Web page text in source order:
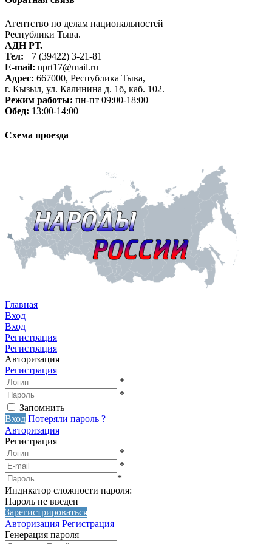
Агентство по делам национальностей
Республики Тыва.
АДН РТ.
Тел: +7 (39422) 3-21-81
E-mail: nprt17@mail.ru
Адрес: 667000, Республика Тыва,
г. Кызыл, ул. Калинина д. 1б, каб. 102.
Режим работы: пн-пт 09:00-18:00
Обед: 13:00-14:00
Схема проезда
Главная
Вход
Вход
Регистрация
Регистрация
Авторизация
Регистрация
*
*
Запомнить
Вход Потеряли пароль ?
Авторизация
Регистрация
*
*
*
Индикатор сложности пароля:
Пароль не введен
Зарегистрироваться
Авторизация Регистрация
Генерация пароля